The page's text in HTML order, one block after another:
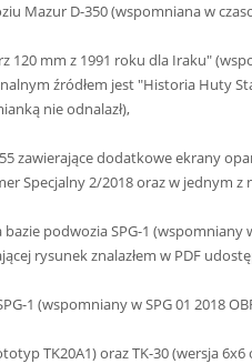
Mazur D-350 (wspomniana w
120 mm z 1991 roku dla Iraku"
źródłem jest "Historia Huty
nie odnalazł),
zawierające dodatkowe ekrany
Specjalny 2/2018 oraz w jednym z
podwozia SPG-1
rysunek znalazłem w PDF
1 (wspomniany w SPG 01 2018
TK20A1) oraz TK-30 (wersja